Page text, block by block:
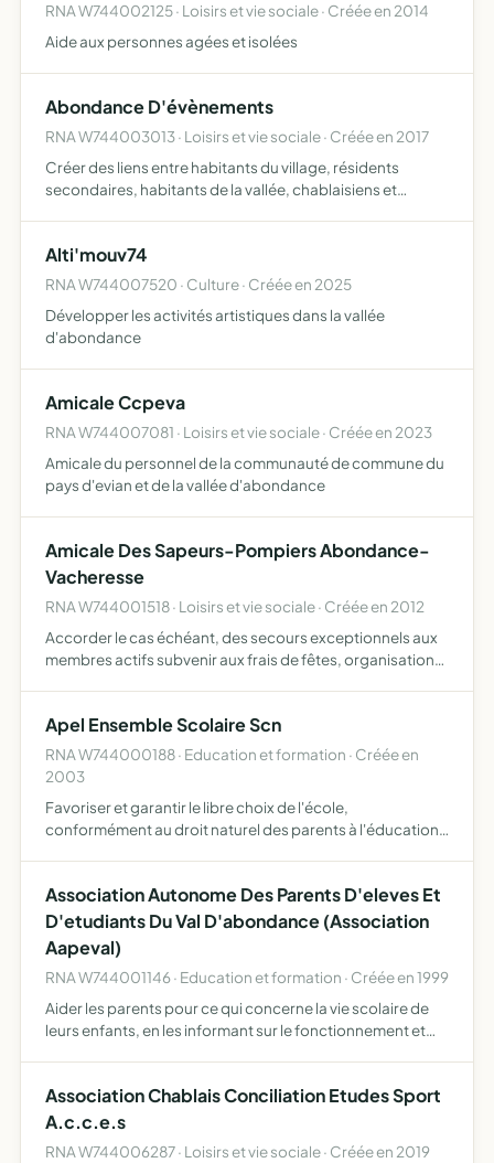
RNA W744002125 · Loisirs et vie sociale · Créée en 2014
Aide aux personnes agées et isolées
Abondance D'évènements
RNA W744003013 · Loisirs et vie sociale · Créée en 2017
Créer des liens entre habitants du village, résidents
secondaires, habitants de la vallée, chablaisiens et
Alti'mouv74
RNA W744007520 · Culture · Créée en 2025
Développer les activités artistiques dans la vallée
d'abondance
Amicale Ccpeva
RNA W744007081 · Loisirs et vie sociale · Créée en 2023
Amicale du personnel de la communauté de commune du
pays d'evian et de la vallée d'abondance
Amicale Des Sapeurs-Pompiers Abondance-
Vacheresse
RNA W744001518 · Loisirs et vie sociale · Créée en 2012
Accorder le cas échéant, des secours exceptionnels aux
membres actifs subvenir aux frais de fêtes, organisation
Apel Ensemble Scolaire Scn
RNA W744000188 · Education et formation · Créée en
2003
Favoriser et garantir le libre choix de l'école,
conformément au droit naturel des parents à l'éducation
Association Autonome Des Parents D'eleves Et
D'etudiants Du Val D'abondance (Association
Aapeval)
RNA W744001146 · Education et formation · Créée en 1999
Aider les parents pour ce qui concerne la vie scolaire de
leurs enfants, en les informant sur le fonctionnement et
Association Chablais Conciliation Etudes Sport
A.c.c.e.s
RNA W744006287 · Loisirs et vie sociale · Créée en 2019